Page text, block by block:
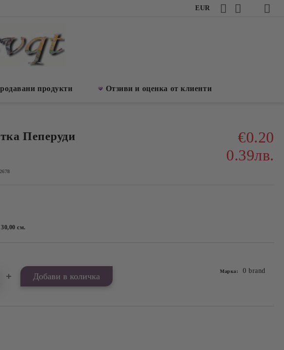
EUR
продукти Отзиви и оценка от клиенти
Пеперуди
€0.20
0.39лв.
30,00см.
Марка: 0 brand